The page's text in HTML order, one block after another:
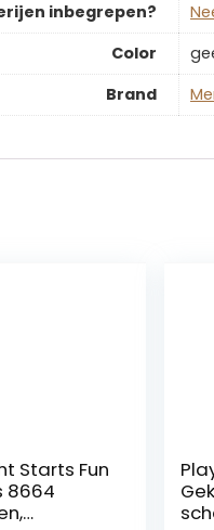
inbegrepen?
Color
Brand
Starts Fun
8664